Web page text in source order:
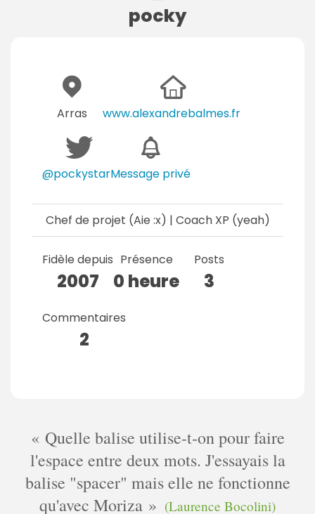
pocky
Arras www.alexandrebalmes.fr
@pockystarMessage privé
Chef de projet (Aie :x) | Coach XP (yeah)
Fidèle depuis
2007
Présence
0 heure
Posts
3
Commentaires
2
Quelle balise utilise-t-on pour faire
l'espace entre deux mots. J'essayais la
balise "spacer" mais elle ne fonctionne
qu'avec Moriza
(Laurence Bocolini)